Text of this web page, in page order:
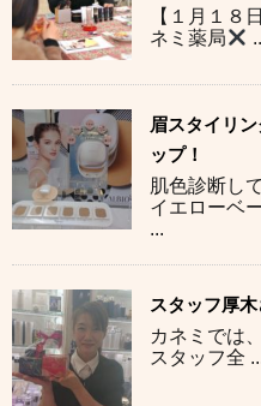
【１月１８
ネミ薬局
眉スタイリ
ップ！
肌色診断し
イエローベ
...
スタッフ厚
カネミでは
スタッフ全